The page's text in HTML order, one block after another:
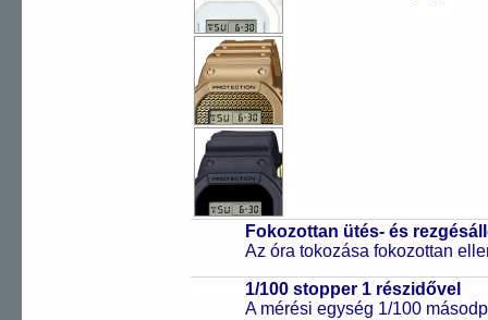
Fokozottan ütés- és
Az óra tokozása fokozottan
1/100 stopper 1 részidővel
A mérési egység 1/100